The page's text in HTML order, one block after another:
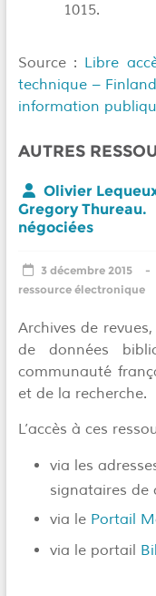
1015.
Source : Libre
technique –
information
AUTRES
Olivier
Gregory Thureau.
négociées
3 décembre 2015
ressource électronique
Archives de
de données
communauté
et de la recherche.
L’accès à ces
via les
signataires de
via le Portail
via le portail